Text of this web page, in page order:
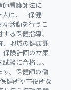
師看護師法に
人は、「保健
活動を行うこ
る保健指導、
、地域の健康課
保険計画の立案
験に合格し、
す。保健師の働
健所や市役所な